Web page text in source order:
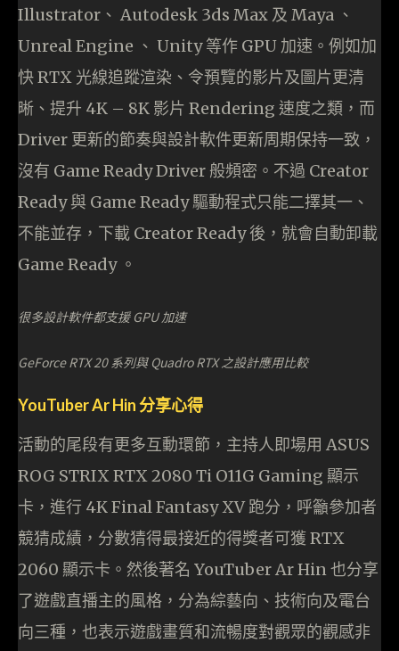
Illustrator、 Autodesk 3ds Max 及 Maya 、
Unreal Engine 、 Unity 等作 GPU 加速。例如加
快 RTX 光線追蹤渲染、令預覽的影片及圖片更清
晰、提升 4K – 8K 影片 Rendering 速度之類，而
Driver 更新的節奏與設計軟件更新周期保持一致，
沒有 Game Ready Driver 般頻密。不過 Creator
Ready 與 Game Ready 驅動程式只能二擇其一、
不能並存，下載 Creator Ready 後，就會自動卸載
Game Ready 。
很多設計軟件都支援 GPU 加速
GeForce RTX 20 系列與 Quadro RTX 之設計應用比較
YouTuber Ar Hin 分享心得
活動的尾段有更多互動環節，主持人即場用 ASUS
ROG STRIX RTX 2080 Ti O11G Gaming 顯示
卡，進行 4K Final Fantasy XV 跑分，呼籲參加者
競猜成績，分數猜得最接近的得獎者可獲 RTX
2060 顯示卡。然後著名 YouTuber Ar Hin 也分享
了遊戲直播主的風格，分為綜藝向、技術向及電台
向三種，也表示遊戲畫質和流暢度對觀眾的觀感非